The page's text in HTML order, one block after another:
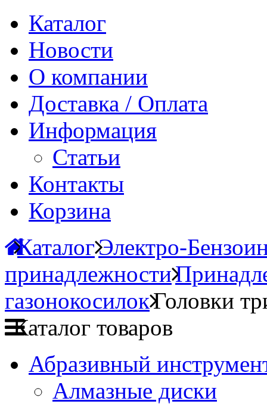
Каталог
Новости
О компании
Доставка / Оплата
Информация
Статьи
Контакты
Корзина
КаталогЭлектро-
принадлежности
газонокосилокГоловки
Каталог товаров
Абразивный
Алмазные диски